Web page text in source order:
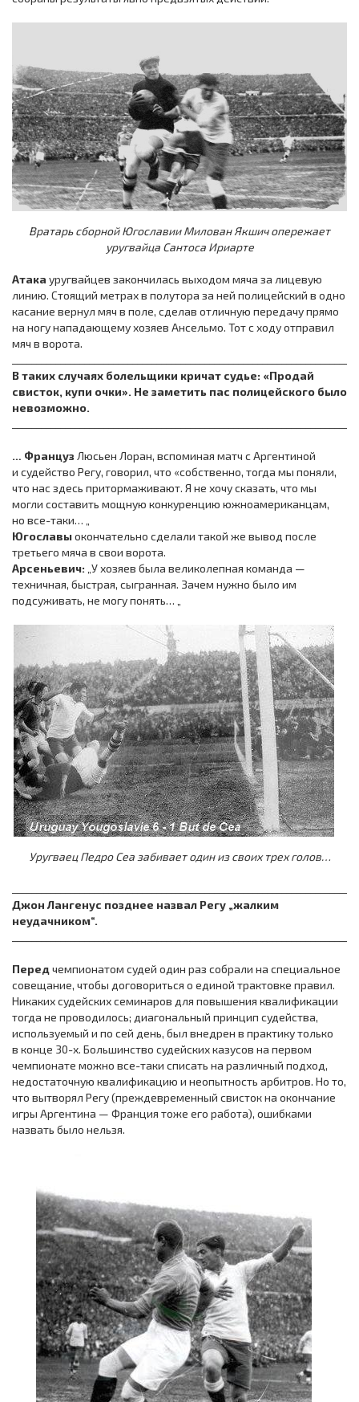
Вратарь сборной Югославии Милован Якшич опережает
уругвайца Сантоса Ириарте
Атака уругвайцев закончилась выходом мяча за лицевую
линию. Стоящий метрах в полутора за ней полицейский в одно
касание вернул мяч в поле, сделав отличную передачу прямо
на ногу нападающему хозяев Ансельмо. Тот с ходу отправил
мяч в ворота.
В таких случаях болельщики кричат судье: «Продай
свисток, купи очки». Не заметить пас полицейского было
невозможно.
… ФранцузЛюсьен Лоран, вспоминая матч с Аргентиной
и судейство Регу, говорил, что «собственно, тогда мы поняли,
что нас здесь притормаживают. Я не хочу сказать, что мы
могли составить мощную конкуренцию южноамериканцам,
но все-таки… „
Югославыокончательно сделали такой же вывод после
третьего мяча в свои ворота.
Арсеньевич: „У хозяев была великолепная команда —
техничная, быстрая, сыгранная. Зачем нужно было им
подсуживать, не могу понять… „
Уругваец Педро Сеа забивает один из своих трех голов…
Джон Лангенус позднее назвал Регу „жалким
неудачником“.
Передчемпионатом судей один раз собрали на специальное
совещание, чтобы договориться о единой трактовке правил.
Никаких судейских семинаров для повышения квалификации
тогда не проводилось; диагональный принцип судейства,
используемый и по сей день, был внедрен в практику только
в конце 30-х. Большинство судейских казусов на первом
чемпионате можно все-таки списать на различный подход,
недостаточную квалификацию и неопытность арбитров. Но то,
что вытворял Регу (преждевременный свисток на окончание
игры Аргентина — Франция тоже его работа), ошибками
назвать было нельзя.